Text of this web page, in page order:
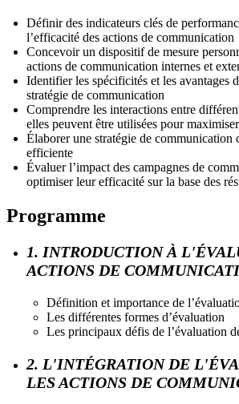
Définir des indicateurs clés de
l’efficacité des actions de communication
Concevoir un dispositif de mesure
actions de communication internes et
Identifier les spécificités et les avantages
stratégie de communication
Comprendre les interactions entre
elles peuvent être utilisées pour
Élaborer une stratégie de communication
efficiente
Évaluer l’impact des campagnes de
optimiser leur efficacité sur la base des
Programme
1. INTRODUCTION À
ACTIONS DE
Définition et importance de
Les différentes formes d’évaluation
Les principaux défis de l’évaluation
2. L'INTÉGRATION DE
LES ACTIONS DE